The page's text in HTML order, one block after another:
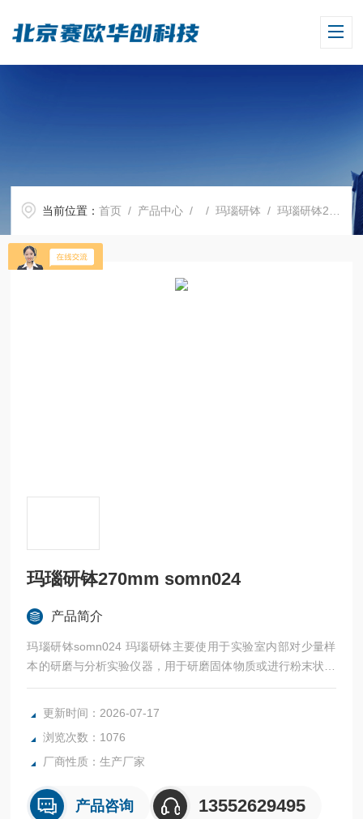
当前位置：首页 / 产品中心 / /玛瑙研钵 / 玛瑙研钵270mm somn024
玛瑙研钵270mm somn024
产品简介
玛瑙研钵somn024 玛瑙研钵主要使用于实验室内部对少量样
本的研磨与分析实验仪器，用于研磨固体物质或进行粉末状固
体的混合。适应于化验室、制药厂、化工实验室的高级研磨
用,耐压强度高、耐酸碱。研磨后不会有任何研钵本体物质混
更新时间：2026-07-17
浏览次数：1076
厂商性质：生产厂家
产品咨询 13552629495